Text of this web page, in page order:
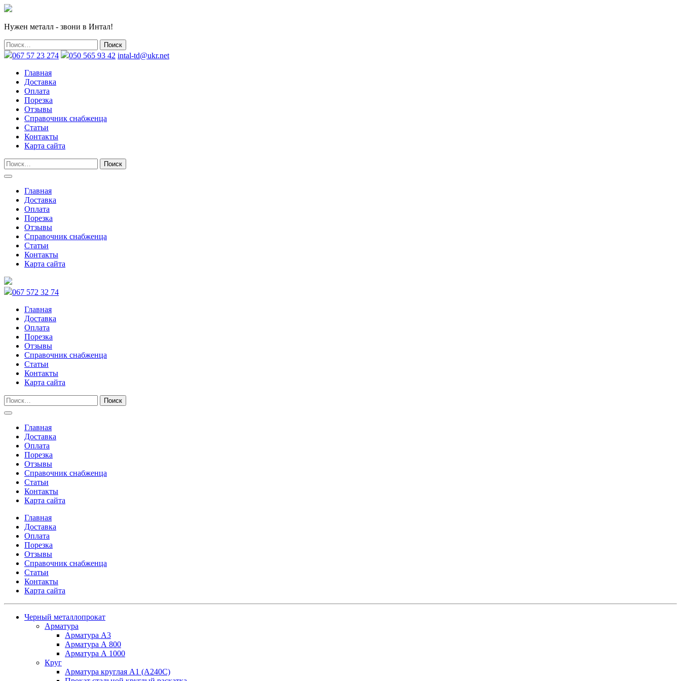
Нужен металл - звони в Интал!
067 57 23 274 050 565 93 42 intal-td@ukr.net
Главная
Доставка
Оплата
Порезка
Отзывы
Справочник снабженца
Статьи
Контакты
Карта сайта
Главная
Доставка
Оплата
Порезка
Отзывы
Справочник снабженца
Статьи
Контакты
Карта сайта
067 572 32 74
Главная
Доставка
Оплата
Порезка
Отзывы
Справочник снабженца
Статьи
Контакты
Карта сайта
Главная
Доставка
Оплата
Порезка
Отзывы
Справочник снабженца
Статьи
Контакты
Карта сайта
Главная
Доставка
Оплата
Порезка
Отзывы
Справочник снабженца
Статьи
Контакты
Карта сайта
Черный металлопрокат
Арматура
Арматура А3
Арматура А 800
Арматура А 1000
Круг
Арматура круглая А1 (А240C)